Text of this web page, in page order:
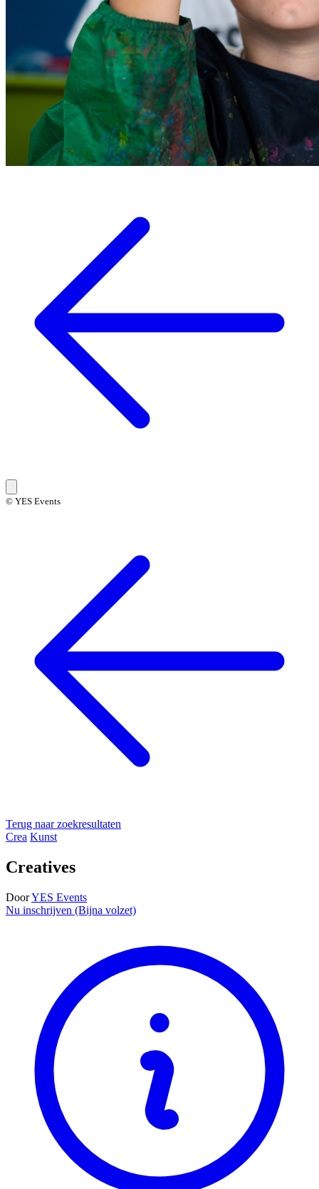
© YES Events
Terug naar zoekresultaten
Crea Kunst
Creatives
DoorYES Events
Nu inschrijven (Bijna volzet)